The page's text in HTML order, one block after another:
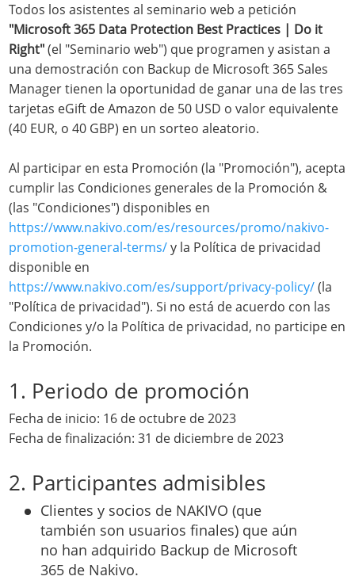
Todos los asistentes al seminario web a petición
"Microsoft 365 Data Protection Best Practices | Do it
Right"(el "Seminario web") que programen y asistan a
una demostración con Backup de Microsoft 365 Sales
Manager tienen la oportunidad de ganar una de las tres
tarjetas eGift de Amazon de 50 USD o valor equivalente
(40 EUR, o 40 GBP) en un sorteo aleatorio.
Al participar en esta Promoción (la "Promoción"), acepta
cumplir las Condiciones generales de la Promoción &
(las "Condiciones") disponibles en
https://www.nakivo.com/es/resources/promo/nakivo-
promotion-general-terms/y la Política de privacidad
disponible en
https://www.nakivo.com/es/support/privacy-policy/(la
"Política de privacidad"). Si no está de acuerdo con las
Condiciones y/o la Política de privacidad, no participe en
la Promoción.
1. Periodo de promoción
Fecha de inicio: 16 de octubre de 2023
Fecha de finalización: 31 de diciembre de 2023
2. Participantes admisibles
Clientes y socios de NAKIVO (que
también son usuarios finales) que aún
no han adquirido Backup de Microsoft
365 de Nakivo.